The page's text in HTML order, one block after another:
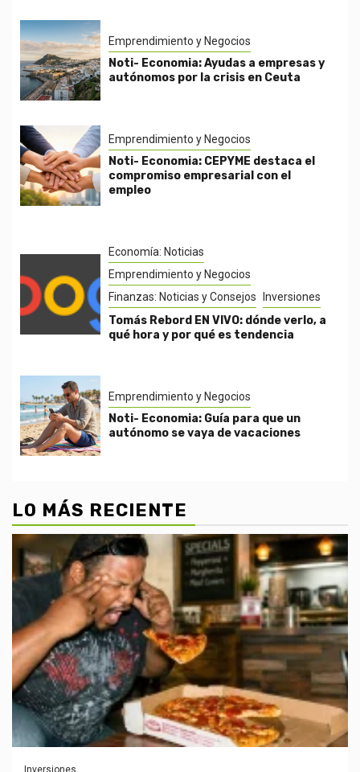
Emprendimiento y Negocios
Noti- Economia: Ayudas a empresas y
autónomos por la crisis en Ceuta
Emprendimiento y Negocios
Noti- Economia: CEPYME destaca el
compromiso empresarial con el
empleo
Economía: Noticias
Emprendimiento y Negocios
Finanzas: Noticias y Consejos
Inversiones
Tomás Rebord EN VIVO: dónde verlo, a
qué hora y por qué es tendencia
Emprendimiento y Negocios
Noti- Economia: Guía para que un
autónomo se vaya de vacaciones
LO MÁS RECIENTE
Inversiones